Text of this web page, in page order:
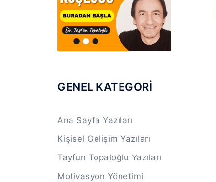
GENEL KATEGORİ
Ana Sayfa Yazıları
Kişisel Gelişim Yazıları
Tayfun Topaloğlu Yazıları
Motivasyon Yönetimi